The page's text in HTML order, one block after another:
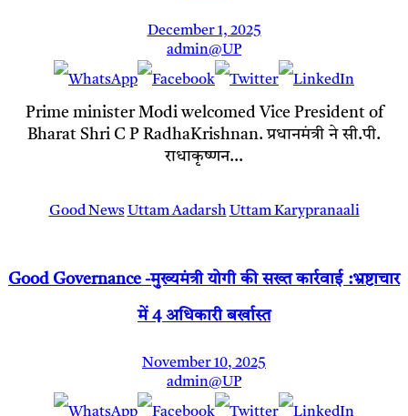
December 1, 2025
admin@UP
Prime minister Modi welcomed Vice President of
Bharat Shri C P RadhaKrishnan. प्रधानमंत्री ने सी.पी.
राधाकृष्णन…
Good News Uttam Aadarsh Uttam Karypranaali
Good Governance -मुख्यमंत्री योगी की सख्त कार्रवाई :भ्रष्टाचार
में 4 अधिकारी बर्खास्त
November 10, 2025
admin@UP